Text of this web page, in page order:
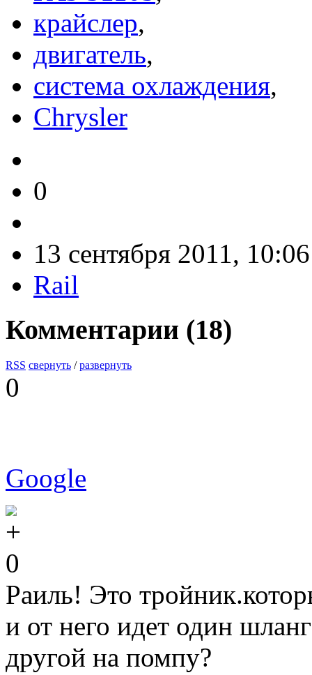
крайслер,
двигатель,
система охлаждения,
Chrysler
0
13 сентября 2011, 10:06
Rail
Комментарии (18)
RSS свернуть /развернуть
0
Google
0
Раиль! Это
и от него идет один
другой на помпу?